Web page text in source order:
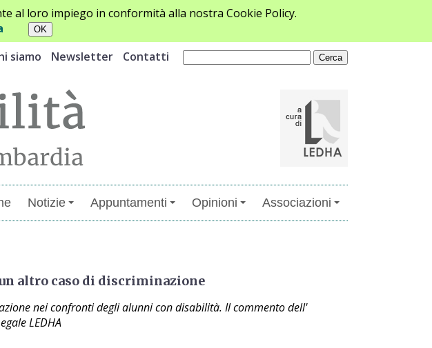
al loro impiego in conformità alla nostra Cookie Policy.
siamo
Newsletter Contatti
Notizie Appuntamenti Opinioni Associazioni
altro caso di discriminazione
nei confronti degli alunni con disabilità. Il commento dell'
LEDHA